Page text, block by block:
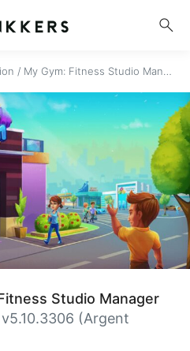
search
/ My Gym: Fitness Studio Manager
Studio Manager
(Argent